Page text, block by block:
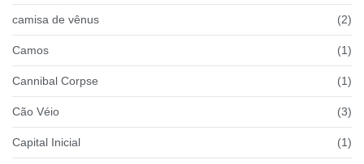
camisa de vênus (2)
Camos (1)
Cannibal Corpse (1)
Cão Véio (3)
Capital Inicial (1)